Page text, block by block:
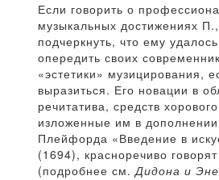
Если говорить о
музыкальных достижениях
подчеркнуть, что ему
опередить своих
«эстетики» музицирования,
выразиться. Его новации в
речитатива, средств
изложенные им в дополнении
Плейфорда «Введение в
(1694), красноречиво
(подробнее см.Дидона и